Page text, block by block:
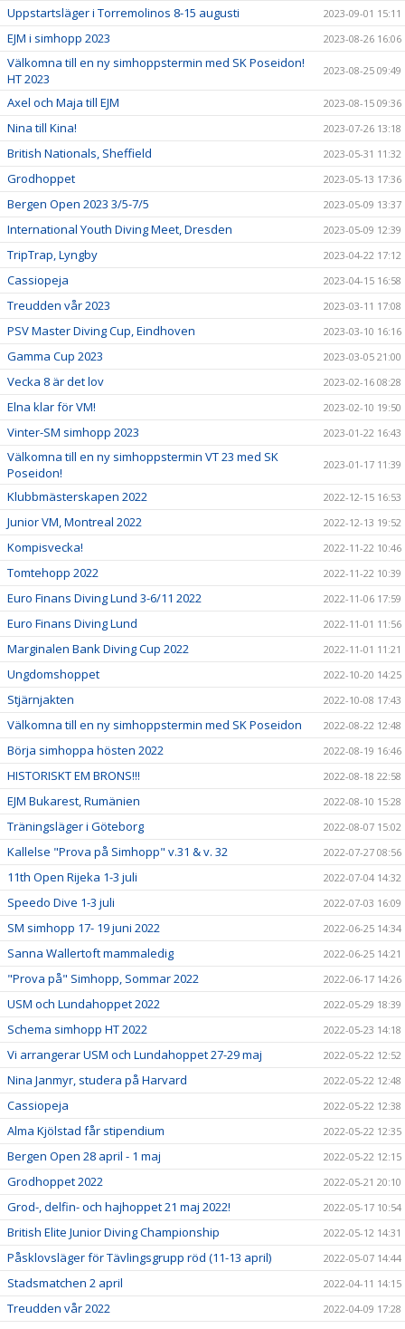
Uppstartsläger i Torremolinos 8-15 augusti 2023-09-01 15:11
EJM i simhopp 2023 2023-08-26 16:06
Välkomna till en ny simhoppstermin med SK Poseidon!
HT 2023
2023-08-25 09:49
Axel och Maja till EJM 2023-08-15 09:36
Nina till Kina! 2023-07-26 13:18
British Nationals, Sheffield 2023-05-31 11:32
Grodhoppet 2023-05-13 17:36
Bergen Open 2023 3/5-7/5 2023-05-09 13:37
International Youth Diving Meet, Dresden 2023-05-09 12:39
TripTrap, Lyngby 2023-04-22 17:12
Cassiopeja 2023-04-15 16:58
Treudden vår 2023 2023-03-11 17:08
PSV Master Diving Cup, Eindhoven 2023-03-10 16:16
Gamma Cup 2023 2023-03-05 21:00
Vecka 8 är det lov 2023-02-16 08:28
Elna klar för VM! 2023-02-10 19:50
Vinter-SM simhopp 2023 2023-01-22 16:43
Välkomna till en ny simhoppstermin VT 23 med SK
Poseidon!
2023-01-17 11:39
Klubbmästerskapen 2022 2022-12-15 16:53
Junior VM, Montreal 2022 2022-12-13 19:52
Kompisvecka! 2022-11-22 10:46
Tomtehopp 2022 2022-11-22 10:39
Euro Finans Diving Lund 3-6/11 2022 2022-11-06 17:59
Euro Finans Diving Lund 2022-11-01 11:56
Marginalen Bank Diving Cup 2022 2022-11-01 11:21
Ungdomshoppet 2022-10-20 14:25
Stjärnjakten 2022-10-08 17:43
Välkomna till en ny simhoppstermin med SK Poseidon 2022-08-22 12:48
Börja simhoppa hösten 2022 2022-08-19 16:46
HISTORISKT EM BRONS!!! 2022-08-18 22:58
EJM Bukarest, Rumänien 2022-08-10 15:28
Träningsläger i Göteborg 2022-08-07 15:02
Kallelse "Prova på Simhopp" v.31 & v. 32 2022-07-27 08:56
11th Open Rijeka 1-3 juli 2022-07-04 14:32
Speedo Dive 1-3 juli 2022-07-03 16:09
SM simhopp 17- 19 juni 2022 2022-06-25 14:34
Sanna Wallertoft mammaledig 2022-06-25 14:21
"Prova på" Simhopp, Sommar 2022 2022-06-17 14:26
USM och Lundahoppet 2022 2022-05-29 18:39
Schema simhopp HT 2022 2022-05-23 14:18
Vi arrangerar USM och Lundahoppet 27-29 maj 2022-05-22 12:52
Nina Janmyr, studera på Harvard 2022-05-22 12:48
Cassiopeja 2022-05-22 12:38
Alma Kjölstad får stipendium 2022-05-22 12:35
Bergen Open 28 april - 1 maj 2022-05-22 12:15
Grodhoppet 2022 2022-05-21 20:10
Grod-, delfin- och hajhoppet 21 maj 2022! 2022-05-17 10:54
British Elite Junior Diving Championship 2022-05-12 14:31
Påsklovsläger för Tävlingsgrupp röd (11-13 april) 2022-05-07 14:44
Stadsmatchen 2 april 2022-04-11 14:15
Treudden vår 2022 2022-04-09 17:28